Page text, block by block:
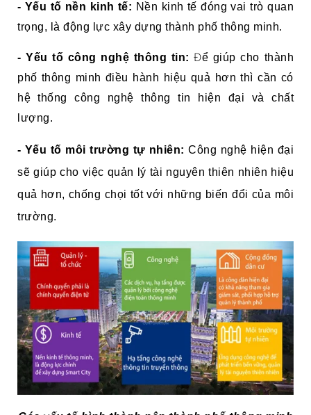
- Yếu tố nền kinh tế: Nền kinh tế đóng vai trò quan
trọng, là động lực xây dựng thành phố thông minh.
- Yếu tố công nghệ thông tin: Để giúp cho thành
phố thông minh điều hành hiệu quả hơn thì cần có
hệ thống công nghệ thông tin hiện đại và chất
lượng.
- Yếu tố môi trường tự nhiên:Công nghệ hiện đại
sẽ giúp cho việc quản lý tài nguyên thiên nhiên hiệu
quả hơn, chống chọi tốt với những biến đổi của môi
trường.